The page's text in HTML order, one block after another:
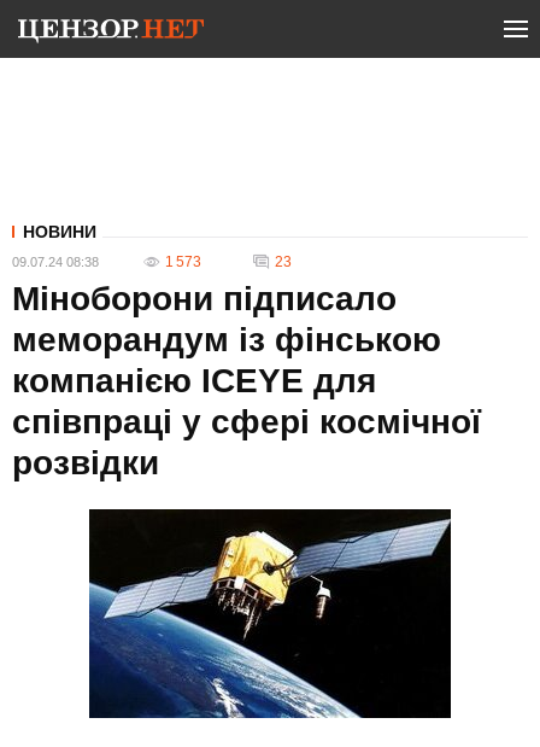
НОВИНИ
09.07.24 08:38 1 573 23
Міноборони підписало
меморандум із фінською
компанією ICEYE для
співпраці у сфері космічної
розвідки